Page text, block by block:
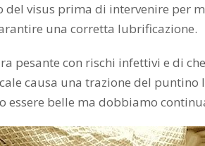
visus prima di intervenire per
una corretta lubrificazione.
pesante con rischi infettivi e di
causa una trazione del
essere belle ma dobbiamo